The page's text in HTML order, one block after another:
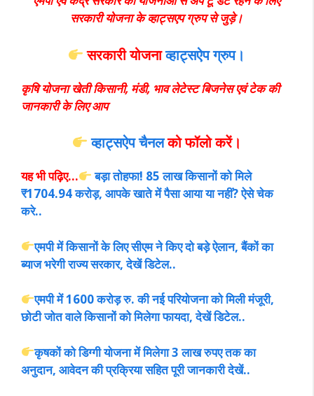
सरकारी योजना के व्हाट्सएप ग्रुप से जुड़े।
सरकारी योजनाव्हाट्सऐप ग्रुप।
कृषि योजना खेती किसानी, मंडी, भाव लेटेस्ट बिजनेस एवं टेक की
जानकारी के लिए आप
व्हाट्सऐप चैनलको फॉलो करें।
यह भी पढ़िए…
बड़ा तोहफा! 85 लाख किसानों को मिले
₹1704.94 करोड़, आपके खाते में पैसा आया या नहीं? ऐसे चेक
करे..
एमपी में किसानों के लिए सीएम ने किए दो बड़े ऐलान, बैंकों का
ब्याज भरेगी राज्य सरकार, देखें डिटेल..
एमपी में 1600 करोड़ रु. की नई परियोजना को मिली मंजूरी,
छोटी जोत वाले किसानों को मिलेगा फायदा, देखें डिटेल..
कृषकों को डिग्गी योजना में मिलेगा 3 लाख रुपए तक का
अनुदान, आवेदन की प्रक्रिया सहित पूरी जानकारी देखें..